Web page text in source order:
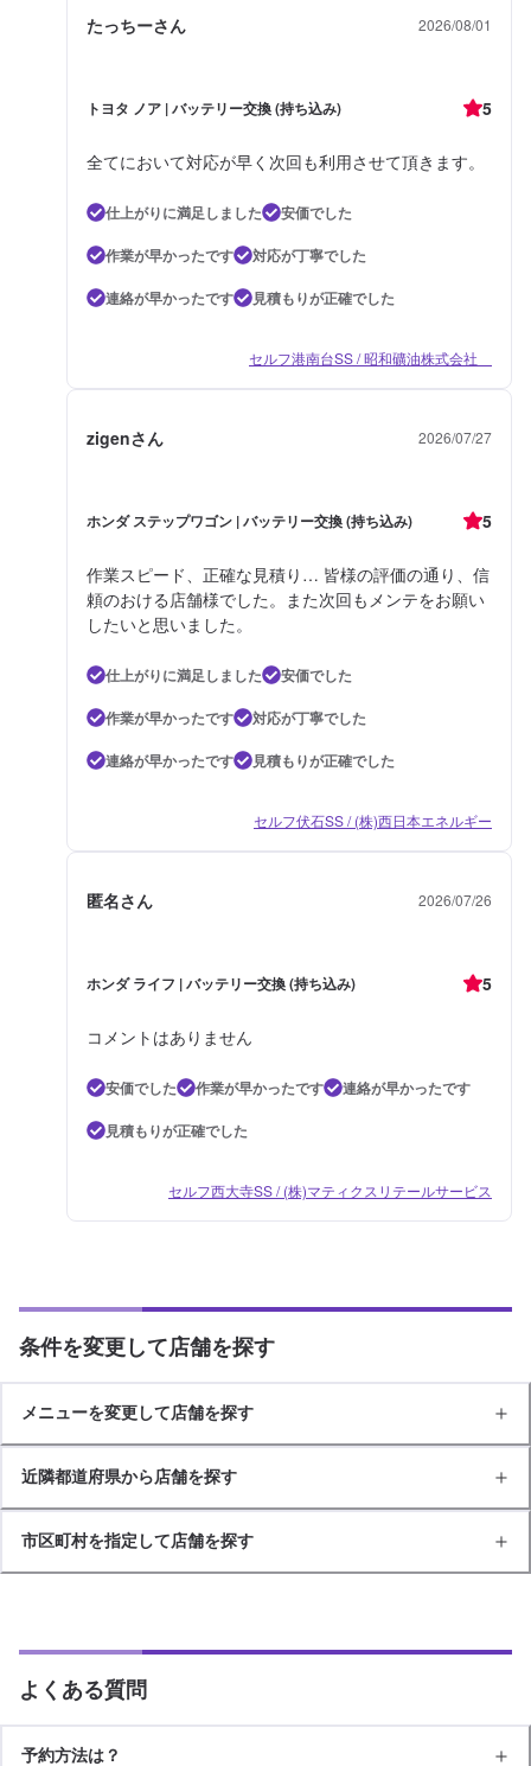
たっちーさん 2026/08/01
トヨタ ノア | バッテリー交換 (持ち込み) 5
全てにおいて対応が早く次回も利用させて頂きます。
仕上がりに満足しました
安価でした
作業が早かったです
対応が丁寧でした
連絡が早かったです
見積もりが正確でした
セルフ港南台SS / 昭和礦油株式会社
zigenさん 2026/07/27
ホンダ ステップワゴン | バッテリー交換 (持ち込み) 5
作業スピード、正確な見積り… 皆様の評価の通り、信
頼のおける店舗様でした。また次回もメンテをお願い
したいと思いました。
仕上がりに満足しました
安価でした
作業が早かったです
対応が丁寧でした
連絡が早かったです
見積もりが正確でした
セルフ伏石SS / (株)西日本エネルギー
匿名さん 2026/07/26
ホンダ ライフ | バッテリー交換 (持ち込み) 5
コメントはありません
安価でした 作業が早かったです
連絡が早かったです
見積もりが正確でした
セルフ西大寺SS / (株)マティクスリテールサービス
条件を変更して店舗を探す
メニューを変更して店舗を探す
近隣都道府県から店舗を探す
市区町村を指定して店舗を探す
よくある質問
予約方法は？